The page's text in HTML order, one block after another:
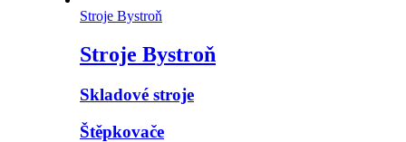
Stroje Bystroň
Stroje Bystroň
Skladové stroje
Štěpkovače